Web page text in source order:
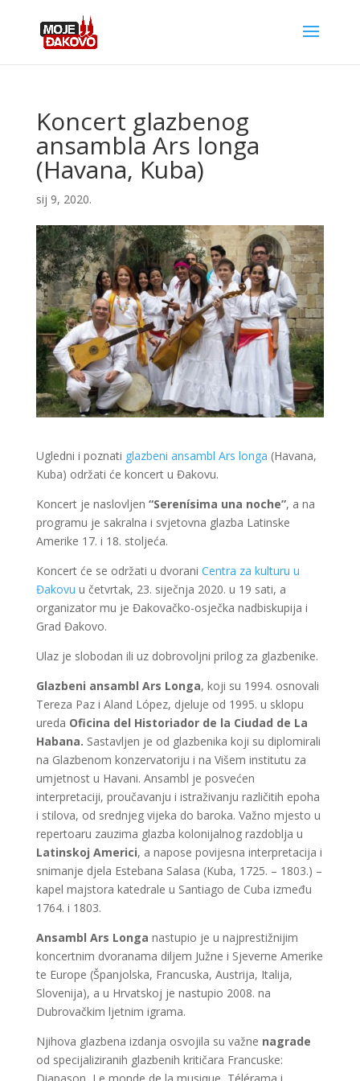
Koncert glazbenog
ansambla Ars longa
(Havana, Kuba)
sij 9, 2020.
Ugledni i poznati glazbeni ansambl Ars longa (Havana,
Kuba) održati će koncert u Đakovu.
Koncert je naslovljen “Serenísima una noche”, a na
programu je sakralna i svjetovna glazba Latinske
Amerike 17. i 18. stoljeća.
Koncert će se održati u dvorani Centra za kulturu u
Đakovu u četvrtak, 23. siječnja 2020. u 19 sati, a
organizator mu je Đakovačko-osječka nadbiskupija i
Grad Đakovo.
Ulaz je slobodan ili uz dobrovoljni prilog za glazbenike.
Glazbeni ansambl Ars Longa, koji su 1994. osnovali
Tereza Paz i Aland López, djeluje od 1995. u sklopu
ureda Oficina del Historiador de la Ciudad de La
Habana. Sastavljen je od glazbenika koji su diplomirali
na Glazbenom konzervatoriju i na Višem institutu za
umjetnost u Havani. Ansambl je posvećen
interpretaciji, proučavanju i istraživanju različitih epoha
i stilova, od srednjeg vijeka do baroka. Važno mjesto u
repertoaru zauzima glazba kolonijalnog razdoblja u
Latinskoj Americi, a napose povijesna interpretacija i
snimanje djela Estebana Salasa (Kuba, 1725. – 1803.) –
kapel majstora katedrale u Santiago de Cuba između
1764. i 1803.
Ansambl Ars Longa nastupio je u najprestižnijim
koncertnim dvoranama diljem Južne i Sjeverne Amerike
te Europe (Španjolska, Francuska, Austrija, Italija,
Slovenija), a u Hrvatskoj je nastupio 2008. na
Dubrovačkim ljetnim igrama.
Njihova glazbena izdanja osvojila su važne nagrade
od specijaliziranih glazbenih kritičara Francuske: